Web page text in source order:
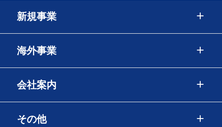
新規事業
海外事業
会社案内
その他